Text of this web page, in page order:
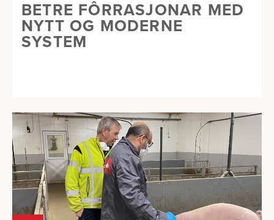
BETRE FÔRRASJONAR MED
NYTT OG MODERNE
SYSTEM